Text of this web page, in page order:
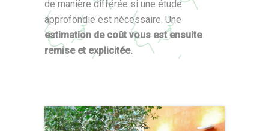
de manière différée si une étude
approfondie est nécessaire. Une
estimation de coût vous est ensuite
remise et explicitée.